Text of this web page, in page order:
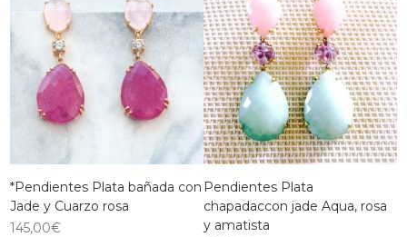
*Pendientes Plata bañada con
Jade y Cuarzo rosa
145,00€
Pendientes Plata
chapadaccon jade Aqua, rosa
y amatista